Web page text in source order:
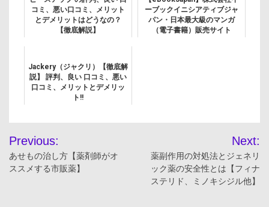
コミ、悪い口コミ、メリット
とデメリットはどうなの？
【徹底解説】
ーブックイニシアティブジャ
パン・日本最大級のマンガ
（電子書籍）販売サイト
Jackery（ジャクリ）【徹底解
説】 評判、良い 口コミ、悪い
口コミ、メリットとデメリッ
ト!!
投
稿
Previous:
あせもの治し方【薬剤師がオ
ススメする市販薬】
Next:
薬副作用の対処法とジェネリ
ック薬の安全性とは【フィナ
ステリド、ミノキシジル他】